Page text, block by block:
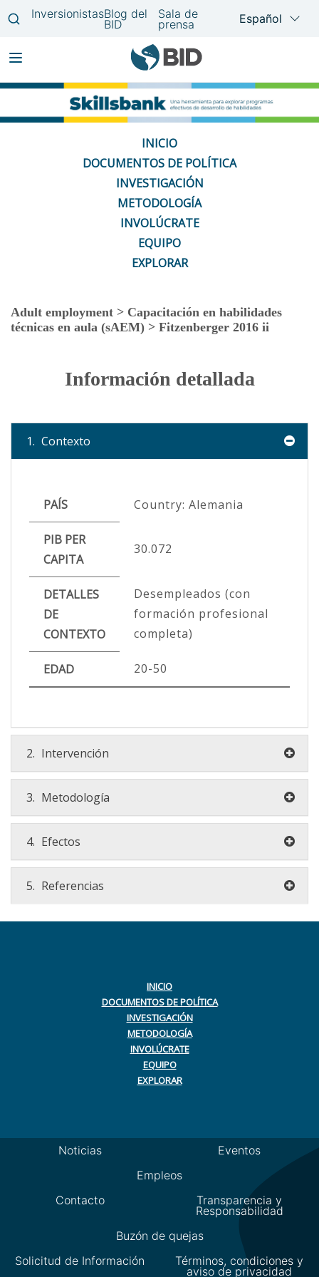
navigation
Pasar
al
INICIO
DOCUMENTOS DE POLÍTICA
INVESTIGACIÓN
METODOLOGÍA
INVOLÚCRATE
EQUIPO
EXPLORAR
Adult employment > Capacitación en habilidades
técnicas en aula (sAEM) > Fitzenberger 2016 ii
Información detallada
1. Contexto
PAÍS Country: Alemania
PIB PER
CAPITA
30.072
DETALLES
DE
CONTEXTO
Desempleados (con
formación profesional
completa)
EDAD 20-50
2. Intervención
3. Metodología
4. Efectos
5. Referencias
INICIO
DOCUMENTOS DE POLÍTICA
INVESTIGACIÓN
METODOLOGÍA
INVOLÚCRATE
EQUIPO
EXPLORAR